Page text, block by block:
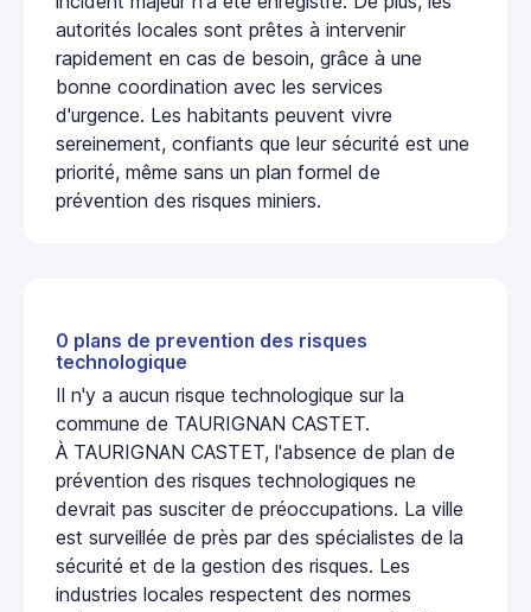
autorités locales sont prêtes à intervenir
rapidement en cas de besoin, grâce à une
bonne coordination avec les services
d'urgence. Les habitants peuvent vivre
sereinement, confiants que leur sécurité est une
priorité, même sans un plan formel de
prévention des risques miniers.
0 plans de prevention des risques
technologique
Il n'y a aucun risque technologique sur la
commune de TAURIGNAN CASTET.
À TAURIGNAN CASTET, l'absence de plan de
prévention des risques technologiques ne
devrait pas susciter de préoccupations. La ville
est surveillée de près par des spécialistes de la
sécurité et de la gestion des risques. Les
industries locales respectent des normes